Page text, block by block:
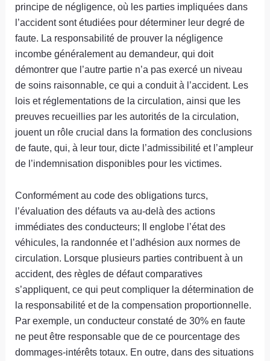
principe de négligence, où les parties impliquées dans
l’accident sont étudiées pour déterminer leur degré de
faute. La responsabilité de prouver la négligence
incombe généralement au demandeur, qui doit
démontrer que l’autre partie n’a pas exercé un niveau
de soins raisonnable, ce qui a conduit à l’accident. Les
lois et réglementations de la circulation, ainsi que les
preuves recueillies par les autorités de la circulation,
jouent un rôle crucial dans la formation des conclusions
de faute, qui, à leur tour, dicte l’admissibilité et l’ampleur
de l’indemnisation disponibles pour les victimes.
Conformément au code des obligations turcs,
l’évaluation des défauts va au-delà des actions
immédiates des conducteurs; Il englobe l’état des
véhicules, la randonnée et l’adhésion aux normes de
circulation. Lorsque plusieurs parties contribuent à un
accident, des règles de défaut comparatives
s’appliquent, ce qui peut compliquer la détermination de
la responsabilité et de la compensation proportionnelle.
Par exemple, un conducteur constaté de 30% en faute
ne peut être responsable que de ce pourcentage des
dommages-intérêts totaux. En outre, dans des situations